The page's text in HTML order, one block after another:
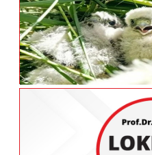
Tedavileri
Şahin